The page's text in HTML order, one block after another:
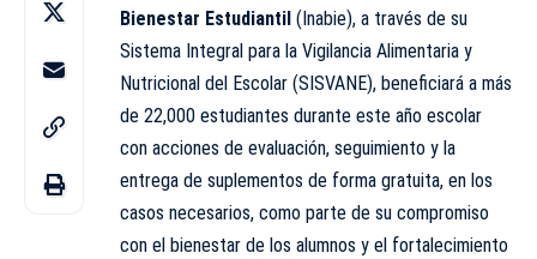
Bienestar Estudiantil ( Inabie), a través de su
Sistema Integral para la Vigilancia Alimentaria y
Nutricional del Escolar (SISVANE), beneficiará a más
de 22,000 estudiantes durante este año escolar
con acciones de evaluación, seguimiento y la
entrega de suplementos de forma gratuita, en los
casos necesarios, como parte de su compromiso
con el bienestar de los alumnos y el fortalecimiento